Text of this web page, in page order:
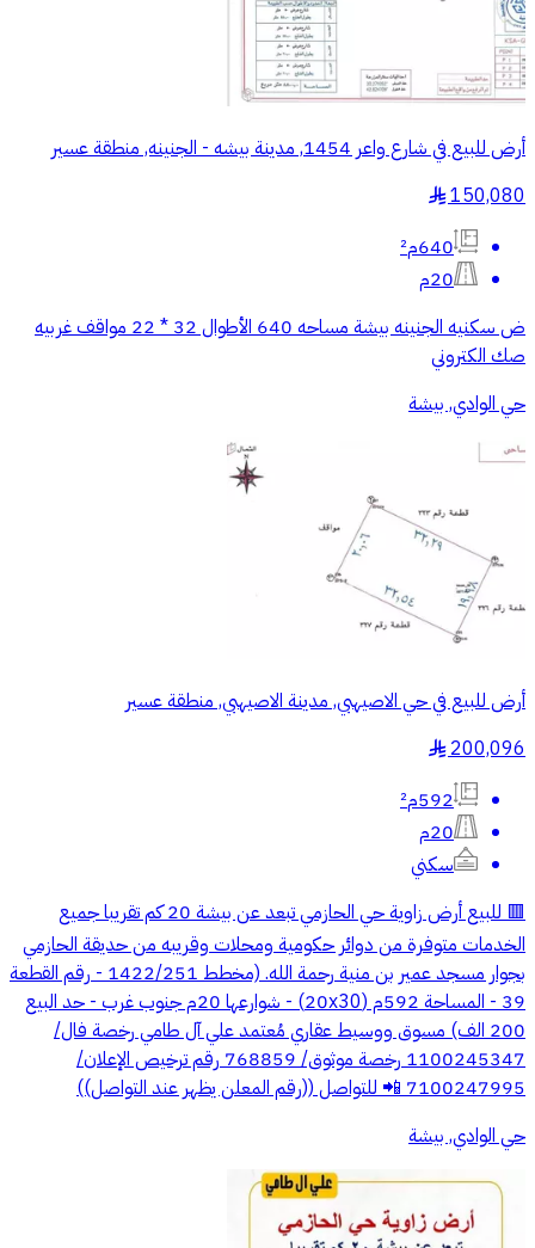
أرض للبيع في شارع واعر 1454, مدينة بيشه - الجنينه, منطقة عسير
150,080
§
640م²
20م
ض سكنيه الجنينه بيشة مساحه 640 الأطوال 32 * 22 مواقف غربيه
صك الكتروني
حي الوادي, بيشة
أرض للبيع في حي الاصيهبي, مدينة الاصيهبي, منطقة عسير
200,096
§
592م²
20م
سكني
🟥 للبيع أرض زاوية حي الحازمي تبعد عن بيشة 20 كم تقريبا جميع
الخدمات متوفرة من دوائر حكومية ومحلات وقريبه من حديقة الحازمي
بجوار مسجد عمير بن منية رحمة الله. (مخطط 1422/251 - رقم القطعة
39 - المساحة 592م (20x30) - شوارعها 20م جنوب غرب - حد البيع
200 الف) مسوق ووسيط عقاري مُعتمد علي آل طامي رخصة فال/
1100245347 رخصة موثوق/ 768859 رقم ترخيص الإعلان/
7100247995 📲 للتواصل ((رقم المعلن يظهر عند التواصل))
حي الوادي, بيشة